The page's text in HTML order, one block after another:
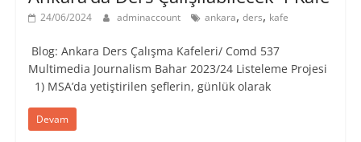
24/06/2024 adminaccount ankara, ders, kafe
Blog: Ankara Ders Çalışma Kafeleri/ Comd 537
Multimedia Journalism Bahar 2023/24 Listeleme Projesi
1) MSA’da yetiştirilen şeflerin, günlük olarak
Devam